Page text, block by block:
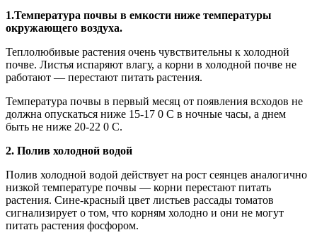
1.Температура почвы в емкости ниже температуры
окружающего воздуха.
Теплолюбивые растения очень чувствительны к холодной
почве. Листья испаряют влагу, а корни в холодной почве не
работают — перестают питать растения.
Температура почвы в первый месяц от появления всходов не
должна опускаться ниже 15-17 0 С в ночные часы, а днем
быть не ниже 20-22 0 С.
2. Полив холодной водой
Полив холодной водой действует на рост сеянцев аналогично
низкой температуре почвы — корни перестают питать
растения. Сине-красный цвет листьев рассады томатов
сигнализирует о том, что корням холодно и они не могут
питать растения фосфором.